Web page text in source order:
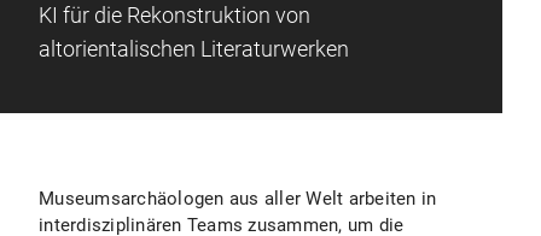
KI für die Rekonstruktion von
altorientalischen Literaturwerken
Museumsarchäologen aus aller Welt arbeiten in
interdisziplinären Teams zusammen, um die